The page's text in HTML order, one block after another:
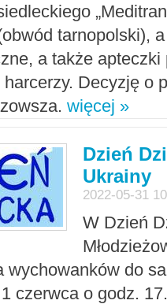
tarnopolski),
a także apteczki
Decyzję o
więcej »
Dzień
Ukrainy
2022-05-31
W Dzień
wychowanków do
czerwca o godz.